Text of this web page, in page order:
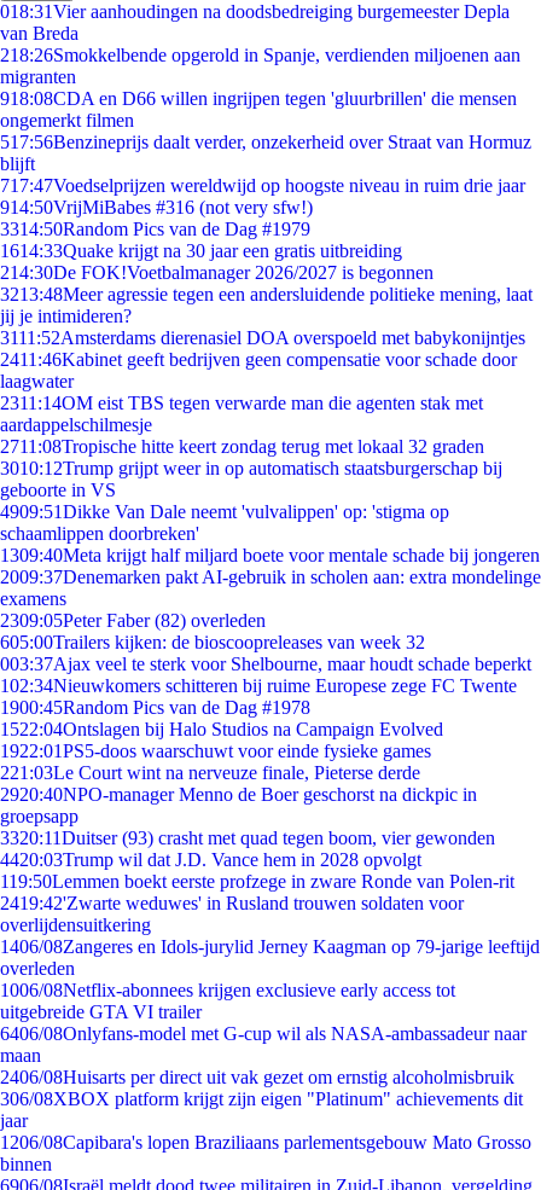
018:31Vier aanhoudingen na doodsbedreiging burgemeester Depla
van Breda
218:26Smokkelbende opgerold in Spanje, verdienden miljoenen aan
migranten
918:08CDA en D66 willen ingrijpen tegen 'gluurbrillen' die mensen
ongemerkt filmen
517:56Benzineprijs daalt verder, onzekerheid over Straat van Hormuz
blijft
717:47Voedselprijzen wereldwijd op hoogste niveau in ruim drie jaar
914:50VrijMiBabes #316 (not very sfw!)
3314:50Random Pics van de Dag #1979
1614:33Quake krijgt na 30 jaar een gratis uitbreiding
214:30De FOK!Voetbalmanager 2026/2027 is begonnen
3213:48Meer agressie tegen een andersluidende politieke mening, laat
jij je intimideren?
3111:52Amsterdams dierenasiel DOA overspoeld met babykonijntjes
2411:46Kabinet geeft bedrijven geen compensatie voor schade door
laagwater
2311:14OM eist TBS tegen verwarde man die agenten stak met
aardappelschilmesje
2711:08Tropische hitte keert zondag terug met lokaal 32 graden
3010:12Trump grijpt weer in op automatisch staatsburgerschap bij
geboorte in VS
4909:51Dikke Van Dale neemt 'vulvalippen' op: 'stigma op
schaamlippen doorbreken'
1309:40Meta krijgt half miljard boete voor mentale schade bij jongeren
2009:37Denemarken pakt AI-gebruik in scholen aan: extra mondelinge
examens
2309:05Peter Faber (82) overleden
605:00Trailers kijken: de bioscoopreleases van week 32
003:37Ajax veel te sterk voor Shelbourne, maar houdt schade beperkt
102:34Nieuwkomers schitteren bij ruime Europese zege FC Twente
1900:45Random Pics van de Dag #1978
1522:04Ontslagen bij Halo Studios na Campaign Evolved
1922:01PS5-doos waarschuwt voor einde fysieke games
221:03Le Court wint na nerveuze finale, Pieterse derde
2920:40NPO-manager Menno de Boer geschorst na dickpic in
groepsapp
3320:11Duitser (93) crasht met quad tegen boom, vier gewonden
4420:03Trump wil dat J.D. Vance hem in 2028 opvolgt
119:50Lemmen boekt eerste profzege in zware Ronde van Polen-rit
2419:42'Zwarte weduwes' in Rusland trouwen soldaten voor
overlijdensuitkering
1406/08Zangeres en Idols-jurylid Jerney Kaagman op 79-jarige leeftijd
overleden
1006/08Netflix-abonnees krijgen exclusieve early access tot
uitgebreide GTA VI trailer
6406/08Onlyfans-model met G-cup wil als NASA-ambassadeur naar
maan
2406/08Huisarts per direct uit vak gezet om ernstig alcoholmisbruik
306/08XBOX platform krijgt zijn eigen "Platinum" achievements dit
jaar
1206/08Capibara's lopen Braziliaans parlementsgebouw Mato Grosso
binnen
6906/08Israël meldt dood twee militairen in Zuid-Libanon, vergelding